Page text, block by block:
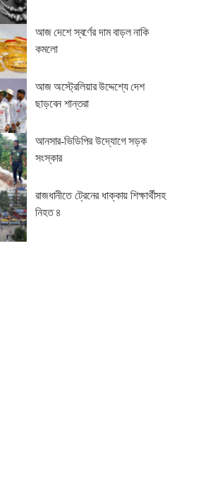
আজ দেশে স্বর্ণের দাম বাড়ল নাকি
কমলো
আজ অস্ট্রেলিয়ার উদ্দেশ্যে দেশ
ছাড়বেন শান্তরা
আনসার-ভিডিপির উদ্যোগে সড়ক
সংস্কার
রাজধানীতে ট্রেনের ধাক্কায় শিক্ষার্থীসহ
নিহত ৪